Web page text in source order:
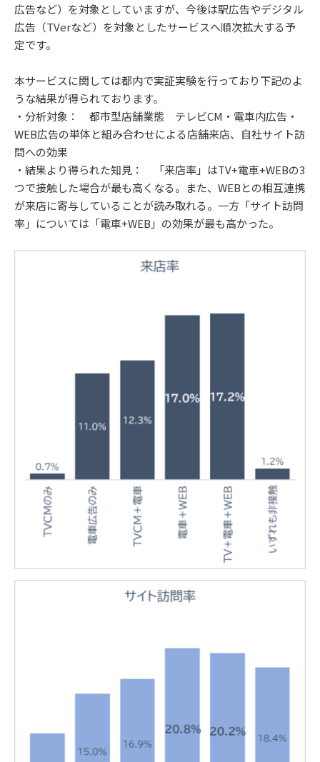
広告など）を対象としていますが、今後は駅広告やデジタル
広告（TVerなど）を対象としたサービスへ順次拡大する予
定です。
本サービスに関しては都内で実証実験を行っており下記のよ
うな結果が得られております。
・分析対象： 都市型店舗業態 テレビCM・電車内広告・
WEB広告の単体と組み合わせによる店舗来店、自社サイト訪
問への効果
・結果より得られた知見： 「来店率」はTV+電車+WEBの3
つで接触した場合が最も高くなる。また、WEBとの相互連携
が来店に寄与していることが読み取れる。一方「サイト訪問
率」については「電車+WEB」の効果が最も高かった。